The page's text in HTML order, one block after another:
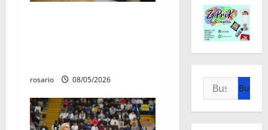
rosario 08/05/2026 Buscar: